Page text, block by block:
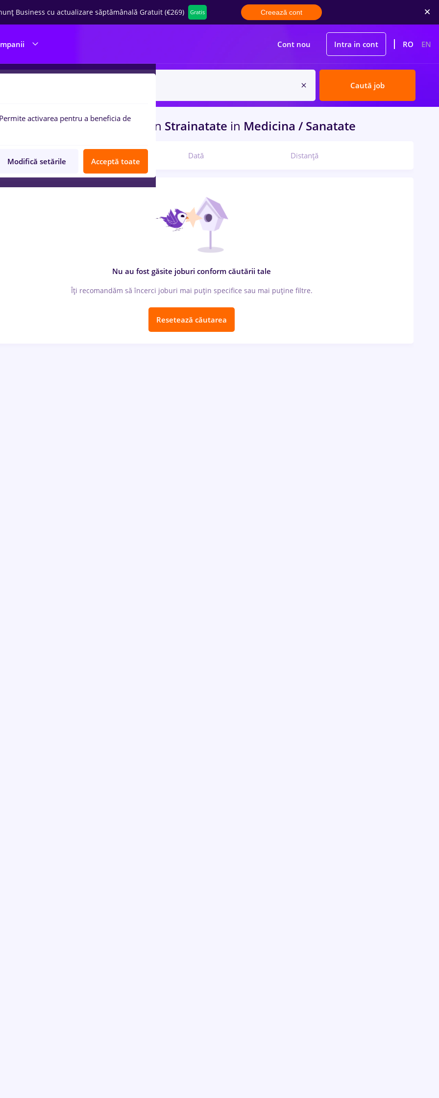
Business cu actualizare săptămânală Gratuit (€269) Gratis Creează cont
Cont nou Intra in cont RO EN
Caută job
de muncaresurs umane in Strainatate in Medicina / Sanatate
Dată Distanță
Nu au fost găsite joburi conform căutării tale
Îți recomandăm să încerci joburi mai puțin specifice sau mai puține filtre.
Resetează căutarea
Permite activarea pentru a beneficia de
Modifică setările Acceptă toate